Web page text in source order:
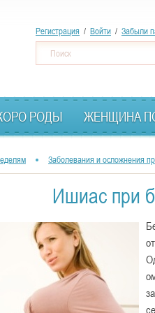
к
Регистрация / Войти / Забыли
о
р
м
а
о
к
а
Поиск
РОДЫ ЖЕНЩИНА
Заболевания и осложнения
Ишиас при